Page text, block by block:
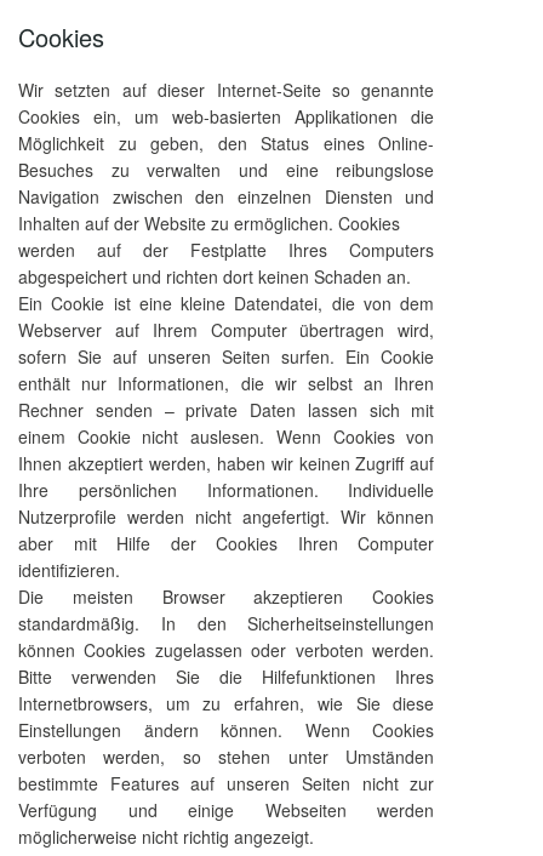
Cookies
Wir setzten auf dieser Internet-Seite so genannte
Cookies ein, um web-basierten Applikationen die
Möglichkeit zu geben, den Status eines Online-
Besuches zu verwalten und eine reibungslose
Navigation zwischen den einzelnen Diensten und
Inhalten auf der Website zu ermöglichen. Cookies
werden auf der Festplatte Ihres Computers
abgespeichert und richten dort keinen Schaden an.
Ein Cookie ist eine kleine Datendatei, die von dem
Webserver auf Ihrem Computer übertragen wird,
sofern Sie auf unseren Seiten surfen. Ein Cookie
enthält nur Informationen, die wir selbst an Ihren
Rechner senden – private Daten lassen sich mit
einem Cookie nicht auslesen. Wenn Cookies von
Ihnen akzeptiert werden, haben wir keinen Zugriff auf
Ihre persönlichen Informationen. Individuelle
Nutzerprofile werden nicht angefertigt. Wir können
aber mit Hilfe der Cookies Ihren Computer
identifizieren.
Die meisten Browser akzeptieren Cookies
standardmäßig. In den Sicherheitseinstellungen
können Cookies zugelassen oder verboten werden.
Bitte verwenden Sie die Hilfefunktionen Ihres
Internetbrowsers, um zu erfahren, wie Sie diese
Einstellungen ändern können. Wenn Cookies
verboten werden, so stehen unter Umständen
bestimmte Features auf unseren Seiten nicht zur
Verfügung und einige Webseiten werden
möglicherweise nicht richtig angezeigt.